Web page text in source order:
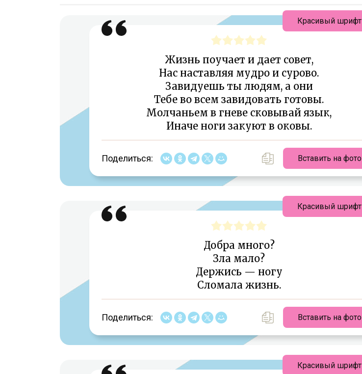
Жизнь поучает и дает совет,
Нас наставляя мудро и сурово.
Завидуешь ты людям, а они
Тебе во всем завидовать готовы.
Молчаньем в гневе сковывай язык,
Иначе ноги закуют в оковы.
Поделиться: Вставить на фото
Красивый шрифт
Добра много?
Зла мало?
Держись — ногу
Сломала жизнь.
Поделиться: Вставить на фото
Красивый шрифт
Красивый шрифт